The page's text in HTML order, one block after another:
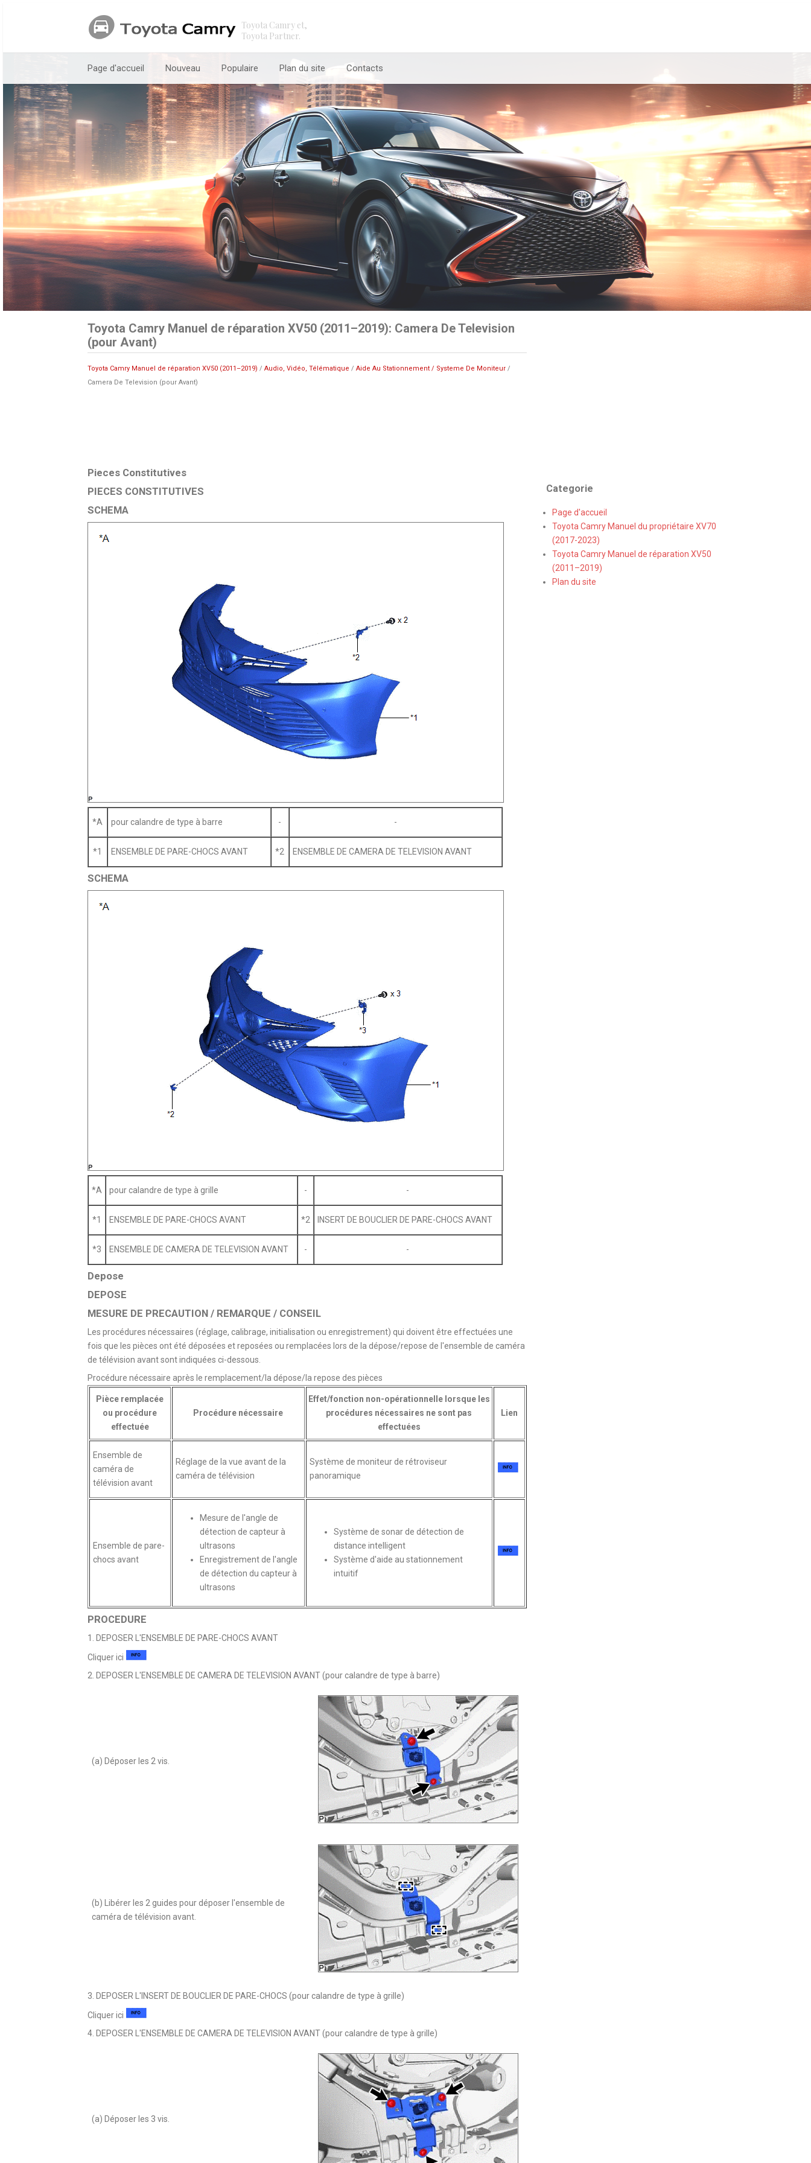
Toyota Camry et,
Toyota Partner.
Page d'accueil Nouveau Populaire Plan du site Contacts
Toyota Camry Manuel de réparation XV50 (2011–2019): Camera De Television
(pour Avant)
Toyota Camry Manuel de réparation XV50 (2011–2019) / Audio, Vidéo, Télématique / Aide Au Stationnement / Systeme De Moniteur/
Camera De Television (pour Avant)
Pieces Constitutives
PIECES CONSTITUTIVES
SCHEMA
*A pour calandre de type à barre - -
*1 ENSEMBLE DE PARE-CHOCS AVANT *2 ENSEMBLE DE CAMERA DE TELEVISION AVANT
SCHEMA
*A pour calandre de type à grille - -
*1 ENSEMBLE DE PARE-CHOCS AVANT *2 INSERT DE BOUCLIER DE PARE-CHOCS AVANT
*3 ENSEMBLE DE CAMERA DE TELEVISION AVANT - -
Depose
DEPOSE
MESURE DE PRECAUTION / REMARQUE / CONSEIL
Les procédures nécessaires (réglage, calibrage, initialisation ou enregistrement) qui doivent être effectuées une
fois que les pièces ont été déposées et reposées ou remplacées lors de la dépose/repose de l'ensemble de caméra
de télévision avant sont indiquées ci-dessous.
Procédure nécessaire après le remplacement/la dépose/la repose des pièces
Pièce remplacée
ou procédure
effectuée
Procédure nécessaire
Effet/fonction non-opérationnelle lorsque les
procédures nécessaires ne sont pas
effectuées
Lien
Ensemble de
caméra de
télévision avant
Réglage de la vue avant de la
caméra de télévision
Système de moniteur de rétroviseur
panoramique
Ensemble de pare-
chocs avant
Mesure de l'angle de
détection de capteur à
ultrasons
Enregistrement de l'angle
de détection du capteur à
ultrasons
Système de sonar de détection de
distance intelligent
Système d'aide au stationnement
intuitif
PROCEDURE
1. DEPOSER L'ENSEMBLE DE PARE-CHOCS AVANT
Cliquer ici
2. DEPOSER L'ENSEMBLE DE CAMERA DE TELEVISION AVANT (pour calandre de type à barre)
(a) Déposer les 2 vis.
(b) Libérer les 2 guides pour déposer l'ensemble de
caméra de télévision avant.
3. DEPOSER L'INSERT DE BOUCLIER DE PARE-CHOCS (pour calandre de type à grille)
Cliquer ici
4. DEPOSER L'ENSEMBLE DE CAMERA DE TELEVISION AVANT (pour calandre de type à grille)
(a) Déposer les 3 vis.
Categorie
Page d'accueil
Toyota Camry Manuel du propriétaire XV70
(2017-2023)
Toyota Camry Manuel de réparation XV50
(2011–2019)
Plan du site